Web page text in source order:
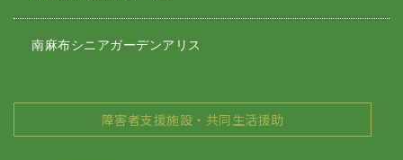
南麻布シニアガーデンアリス
障害者支援施設・共同生活援助